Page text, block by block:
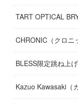
TART OPTICAL
CHRONIC（クロニ
BLESS限定跳ね上
Kazuo Kawasaki（